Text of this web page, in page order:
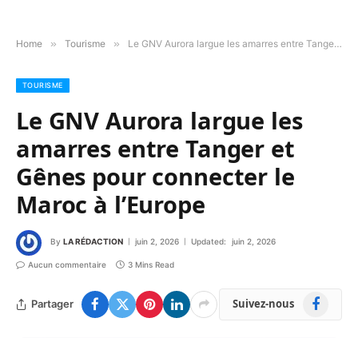
Home » Tourisme » Le GNV Aurora largue les amarres entre Tanger et Gênes pour connecter le Maroc à l’Europe
TOURISME
Le GNV Aurora largue les
amarres entre Tanger et
Gênes pour connecter le
Maroc à l’Europe
By LA RÉDACTION juin 2, 2026 Updated: juin 2, 2026
Aucun commentaire 3 Mins Read
Partager Suivez-nous Facebook